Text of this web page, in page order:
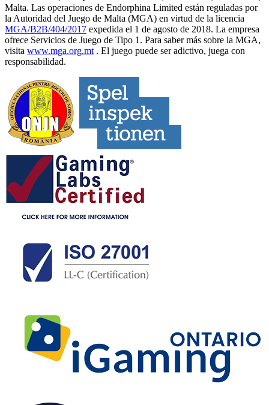
Malta. Las operaciones de Endorphina Limited están reguladas por
la Autoridad del Juego de Malta (MGA) en virtud de la licencia
MGA/B2B/404/2017 expedida el 1 de agosto de 2018. La empresa
ofrece Servicios de Juego de Tipo 1. Para saber más sobre la MGA,
visita www.mga.org.mt . El juego puede ser adictivo, juega con
responsabilidad.